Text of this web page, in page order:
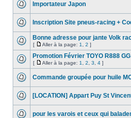
Importateur Japon
Inscription Site pneus-racing +
Bonne adresse pour jante Volk
[ Aller à la page: 1 2 ]
Promotion Février TOYO R888
[ Aller à la page: 1 2 3 4 ]
Commande groupée pour huile
[LOCATION] Appart Puy St
pour les varois et ceux qui